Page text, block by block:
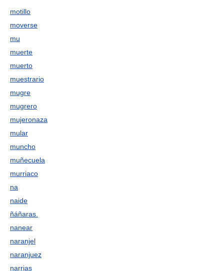
motillo
moverse
mu
muerte
muerto
muestrario
mugre
mugrero
mujeronaza
mular
muncho
muñecuela
murriaco
na
naide
ñáñaras.
nanear
naranjel
naranjuez
narrias